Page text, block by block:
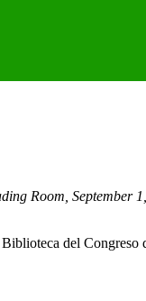
Room,
del